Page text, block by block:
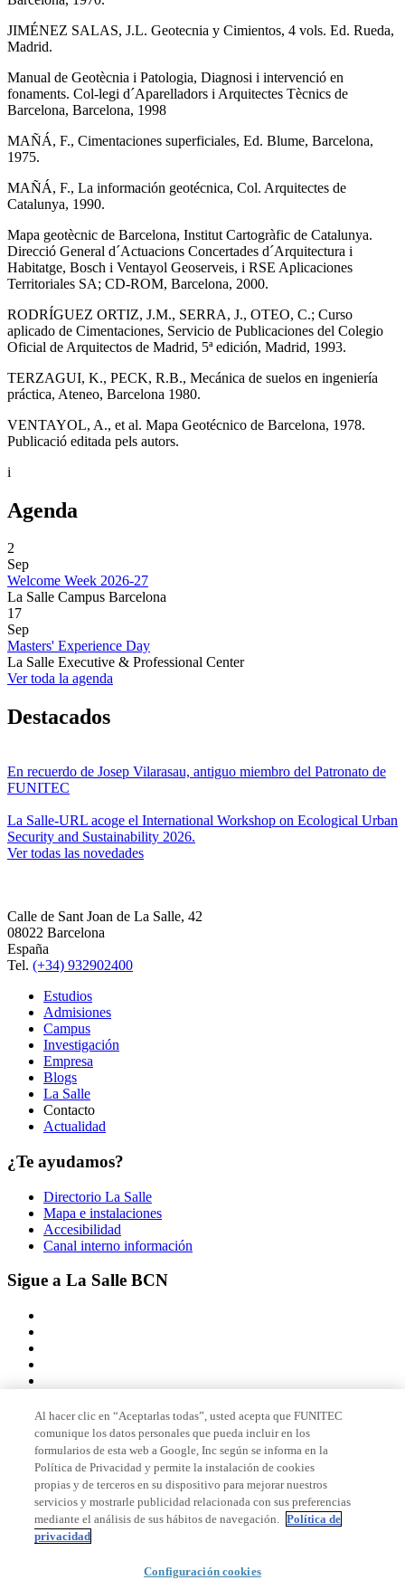
JIMÉNEZ SALAS, J.L. Geotecnia y Cimientos, 4 vols. Ed. Rueda,
Madrid.
Manual de Geotècnia i Patologia, Diagnosi i intervenció en
fonaments. Col-legi d´Aparelladors i Arquitectes Tècnics de
Barcelona, Barcelona, 1998
MAÑÁ, F., Cimentaciones superficiales, Ed. Blume, Barcelona,
1975.
MAÑÁ, F., La información geotécnica, Col. Arquitectes de
Catalunya, 1990.
Mapa geotècnic de Barcelona, Institut Cartogràfic de Catalunya.
Direcció General d´Actuacions Concertades d´Arquitectura i
Habitatge, Bosch i Ventayol Geoserveis, i RSE Aplicaciones
Territoriales SA; CD-ROM, Barcelona, 2000.
RODRÍGUEZ ORTIZ, J.M., SERRA, J., OTEO, C.; Curso
aplicado de Cimentaciones, Servicio de Publicaciones del Colegio
Oficial de Arquitectos de Madrid, 5ª edición, Madrid, 1993.
TERZAGUI, K., PECK, R.B., Mecánica de suelos en ingeniería
práctica, Ateneo, Barcelona 1980.
VENTAYOL, A., et al. Mapa Geotécnico de Barcelona, 1978.
Publicació editada pels autors.
i
Agenda
2
Sep
Welcome Week 2026-27
La Salle Campus Barcelona
17
Sep
Masters' Experience Day
La Salle Executive & Professional Center
Ver toda la agenda
Destacados
En recuerdo de Josep Vilarasau, antiguo miembro del Patronato de
FUNITEC
La Salle-URL acoge el International Workshop on Ecological Urban
Security and Sustainability 2026.
Ver todas las novedades
Calle de Sant Joan de La Salle, 42
08022 Barcelona
España
Tel. (+34) 932902400
Estudios
Admisiones
Campus
Investigación
Empresa
Blogs
La Salle
Contacto
Actualidad
¿Te ayudamos?
Directorio La Salle
Mapa e instalaciones
Accesibilidad
Canal interno información
Sigue a La Salle BCN
Miembro de
Acreditaciones
© 2026 La Salle Campus Barcelona - URL |
Al hacer clic en “Aceptarlas todas”, usted acepta que FUNITEC
comunique los datos personales que pueda incluir en los
formularios de esta web a Google, Inc según se informa en la
Política de Privacidad y permite la instalación de cookies
propias y de terceros en su dispositivo para mejorar nuestros
servicios y mostrarle publicidad relacionada con sus preferencias
mediante el análisis de sus hábitos de navegación. Política de
privacidad
Configuración cookies